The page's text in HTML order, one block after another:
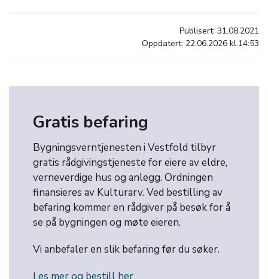
Publisert: 31.08.2021
Oppdatert: 22.06.2026 kl.14:53
Gratis befaring
Bygningsverntjenesten i Vestfold tilbyr
gratis rådgivingstjeneste for eiere av eldre,
verneverdige hus og anlegg. Ordningen
finansieres av Kulturarv. Ved bestilling av
befaring kommer en rådgiver på besøk for å
se på bygningen og møte eieren.
Vi anbefaler en slik befaring før du søker.
Les mer og bestill her